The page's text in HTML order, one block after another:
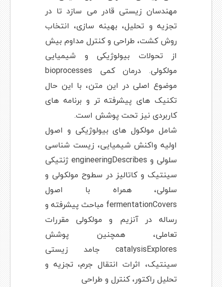
مهندسان زیستی قادر می سازد تا در
تجزیه و تحلیل، بهینه سازی، انتخاب
روش کشت، طراحی و کنترل مداوم بیش
از تحولات بیولوژیکی و شیمیایی
مولکولی. درمان کمی bioprocesses
موضوع اصلی در این متن، با این حال
تکنیک های پیشرفته تر و برنامه های
کاربردی نیز تحت پوشش است.
شامل مولکول های بیولوژیکی و اصول
اولیه واکنش شیمیایی، زیست شناسی
سلولی و engineeringDescribes ژنتیکی
سینتیک و کاتالیز در سطوح مولکولی و
سلولی، همراه با اصول
fermentationCovers مباحث پیشرفته و
رساله در آنزیم و مولکولی مقررات
تعاملی، همچنین پوشش
catalysisExplores جامد زیستی
سینتیک، اثرات انتقال جرم، تجزیه و
تحلیل راکتور، کنترل و طراحی